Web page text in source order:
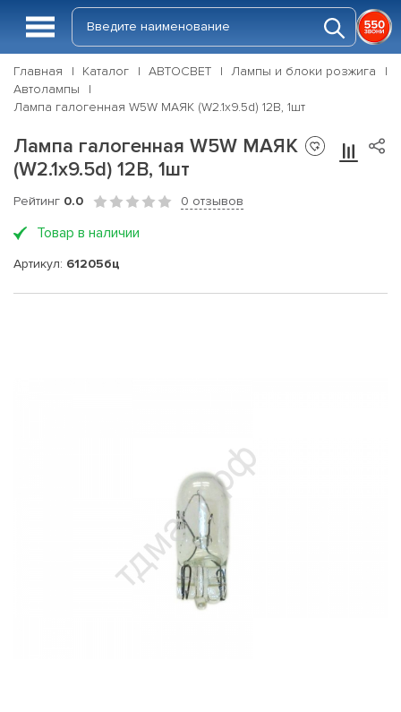
Главная Каталог АВТОСВЕТ
Лампы и блоки розжига
Автолампы
Лампа галогенная W5W МАЯК (W2.1x9.5d) 12В, 1шт
Лампа галогенная W5W МАЯК
(W2.1x9.5d) 12В, 1шт
Рейтинг 0.0 0 отзывов
Товар в наличии
Артикул: 61205бц